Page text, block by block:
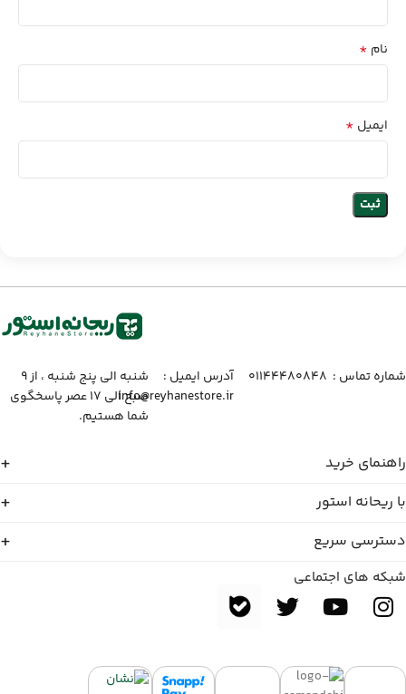
نام *
ایمیل *
شماره تماس :‌ ۰۱۱۴۴۴۸۰۸۴۸
آدرس ایمیل :‌
info@reyhanestore.ir
شنبه الی پنج شنبه ، از ۹
صبح الی ۱۷ عصر پاسخگوی
شما هستیم.
راهنمای خرید
با ریحانه استور
دسترسی سریع
شبکه های اجتماعی